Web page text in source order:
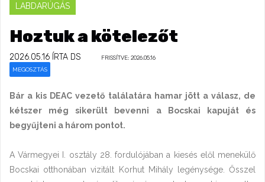
LABDARÚGÁS
Hoztuk a kötelezőt
2026.05.16 ÍRTA DS FRISSÍTVE: 2026.05.16
MEGOSZTÁS
Bár a kis DEAC vezető találatára hamar jött a válasz, de
kétszer még sikerült bevenni a Bocskai kapuját és
begyűjteni a három pontot.
A Vármegyei I. osztály 28. fordulójában a kiesés elől menekülő
Bocskai otthonában vizitált Korhut Mihály legénysége. Ősszel